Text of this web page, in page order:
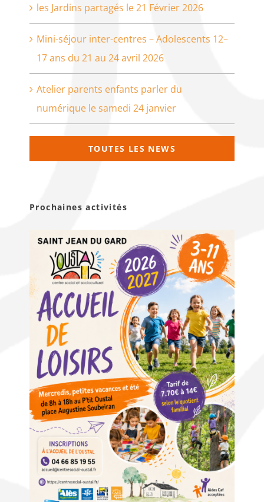
les Jardins partagés le 21 Février 2026
Mini-séjour inter-centres – Adolescents 12–
17 ans du 21 au 24 avril 2026
Atelier parents enfants parler du
numérique le samedi 24 janvier
TOUTES LES NEWS
Prochaines activités